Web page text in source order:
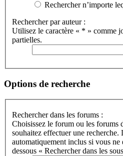
Rechercher n’importe
Rechercher par auteur :
Utilisez le caractère « * » comme
partielles.
Options de recherche
Rechercher dans les forums :
Choisissez le forum ou les forums
souhaitez effectuer une recherche.
automatiquement inclus si vous ne
dessous « Rechercher dans les